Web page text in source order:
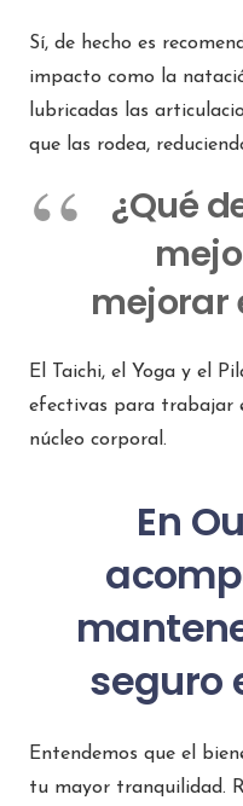
Sí, de hecho es
impacto como la
lubricadas las
que las rodea,
¿Qué
mejorar
El Taichi, el Yoga y el
efectivas para trabajar
núcleo corporal.
En
seguro
Entendemos que el
tu mayor tranquilidad.